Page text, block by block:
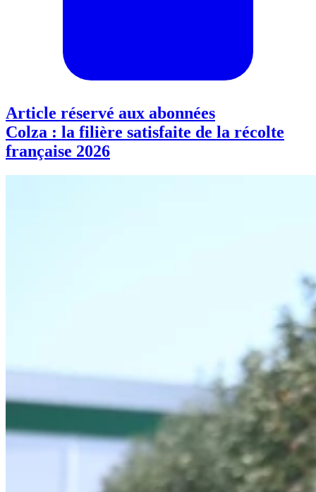
Article réservé aux abonnées
Colza : la filière satisfaite de la récolte
française 2026